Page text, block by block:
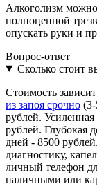
Алкоголизм
полноценной
опускать руки и
Вопрос-ответ
Сколько стоит
Стоимость
из запоя срочно
рублей.
рублей. Глубокая
дней - 8500
диагностику,
личный телефон
наличными или